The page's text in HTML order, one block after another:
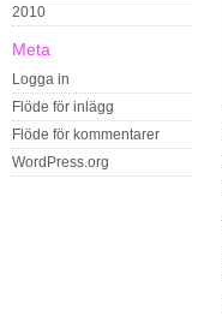
2010
Meta
Logga in
Flöde för inlägg
Flöde för kommentarer
WordPress.org